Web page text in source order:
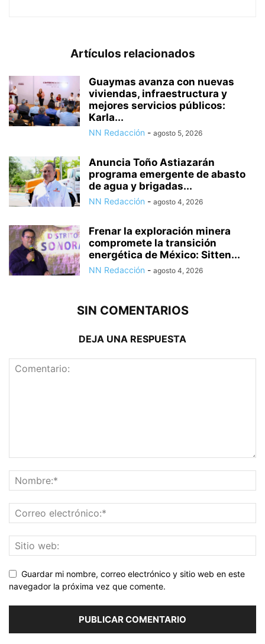
Artículos relacionados
Guaymas avanza con nuevas
viviendas, infraestructura y
mejores servicios públicos:
Karla...
NN Redacción - agosto 5, 2026
Anuncia Toño Astiazarán
programa emergente de abasto
de agua y brigadas...
NN Redacción - agosto 4, 2026
Frenar la exploración minera
compromete la transición
energética de México: Sitten...
NN Redacción - agosto 4, 2026
SIN COMENTARIOS
DEJA UNA RESPUESTA
Guardar mi nombre, correo electrónico y sitio web en este
navegador la próxima vez que comente.